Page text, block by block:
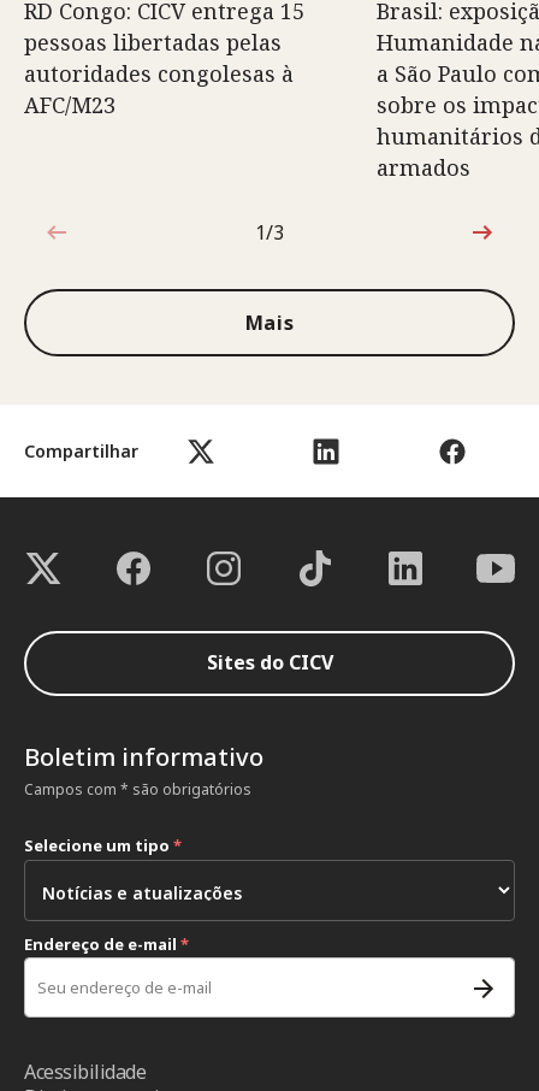
Compartilhar
RD Congo: CICV entrega 15
pessoas libertadas pelas
autoridades congolesas à
AFC/M23
Brasil:
Humanidade
a São Paulo
sobre os
humanitários
armados
1 de 3
1/3
Mais
Sites do CICV
Boletim informativo
Campos com * são obrigatórios
Selecione um tipo *
Endereço de e-mail *
Acessibilidade